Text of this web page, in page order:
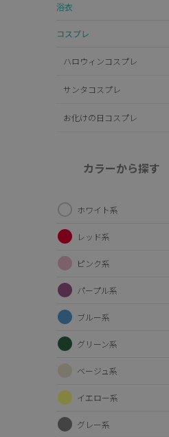
浴衣
コスプレ
ハロウィンコスプレ
サンタコスプレ
お化けの日コスプレ
カラーから探す
ホワイト系
レッド系
ピンク系
パープル系
ブルー系
グリーン系
ベージュ系
イエロー系
グレー系